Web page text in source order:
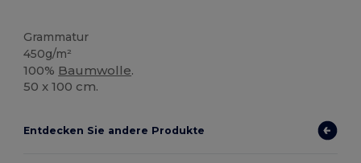
Grammatur
450g/m²
100% Baumwolle.
50 x 100 cm.
Entdecken Sie andere Produkte